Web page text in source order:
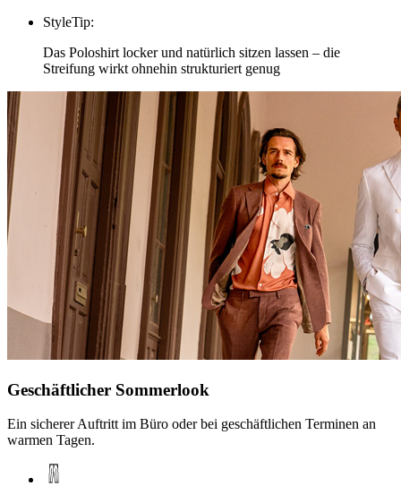
StyleTip:
Das Poloshirt locker und natürlich sitzen lassen – die
Streifung wirkt ohnehin strukturiert genug
Geschäftlicher Sommerlook
Ein sicherer Auftritt im Büro oder bei geschäftlichen Terminen an
warmen Tagen.